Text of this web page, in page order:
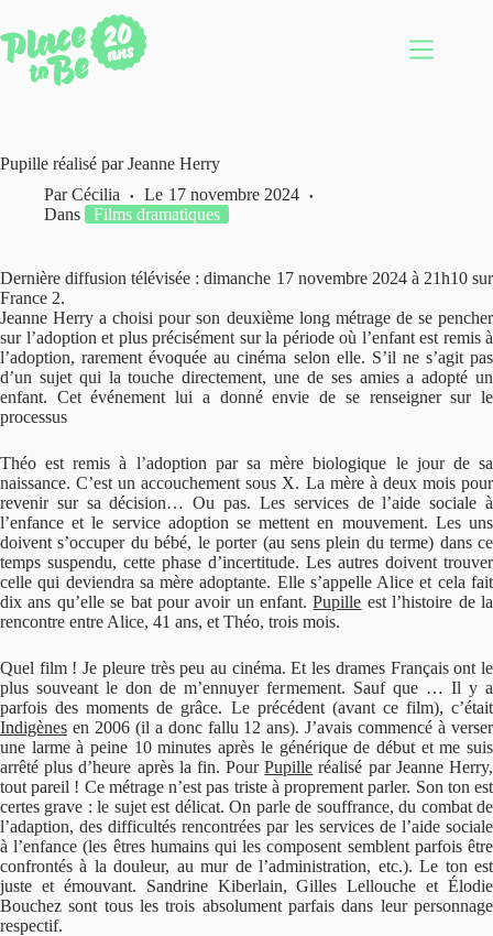
au
contenu
Pupille réalisé par Jeanne Herry
Par Cécilia Le 17 novembre 2024
Dans
Films dramatiques
Dernière diffusion télévisée : dimanche 17 novembre 2024 à 21h10 sur
France 2.
Jeanne Herry a choisi pour son deuxième long métrage de se pencher
sur l’adoption et plus précisément sur la période où l’enfant est remis à
l’adoption, rarement évoquée au cinéma selon elle. S’il ne s’agit pas
d’un sujet qui la touche directement, une de ses amies a adopté un
enfant. Cet événement lui a donné envie de se renseigner sur le
processus
Théo est remis à l’adoption par sa mère biologique le jour de sa
naissance. C’est un accouchement sous X. La mère à deux mois pour
revenir sur sa décision… Ou pas. Les services de l’aide sociale à
l’enfance et le service adoption se mettent en mouvement. Les uns
doivent s’occuper du bébé, le porter (au sens plein du terme) dans ce
temps suspendu, cette phase d’incertitude. Les autres doivent trouver
celle qui deviendra sa mère adoptante. Elle s’appelle Alice et cela fait
dix ans qu’elle se bat pour avoir un enfant.Pupille est l’histoire de la
rencontre entre Alice, 41 ans, et Théo, trois mois.
Quel film ! Je pleure très peu au cinéma. Et les drames Français ont le
plus souveant le don de m’ennuyer fermement. Sauf que … Il y a
parfois des moments de grâce. Le précédent (avant ce film), c’était
Indigènes en 2006 (il a donc fallu 12 ans). J’avais commencé à verser
une larme à peine 10 minutes après le générique de début et me suis
arrêté plus d’heure après la fin. PourPupille réalisé par Jeanne Herry,
tout pareil ! Ce métrage n’est pas triste à proprement parler. Son ton est
certes grave : le sujet est délicat. On parle de souffrance, du combat de
l’adaption, des difficultés rencontrées par les services de l’aide sociale
à l’enfance (les êtres humains qui les composent semblent parfois être
confrontés à la douleur, au mur de l’administration, etc.). Le ton est
juste et émouvant. Sandrine Kiberlain, Gilles Lellouche et Élodie
Bouchez sont tous les trois absolument parfais dans leur personnage
respectif.